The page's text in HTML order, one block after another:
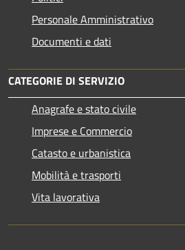
Personale Amministrativo
Documenti e dati
CATEGORIE DI SERVIZIO
Anagrafe e stato civile
Imprese e Commercio
Catasto e urbanistica
Mobilità e trasporti
Vita lavorativa